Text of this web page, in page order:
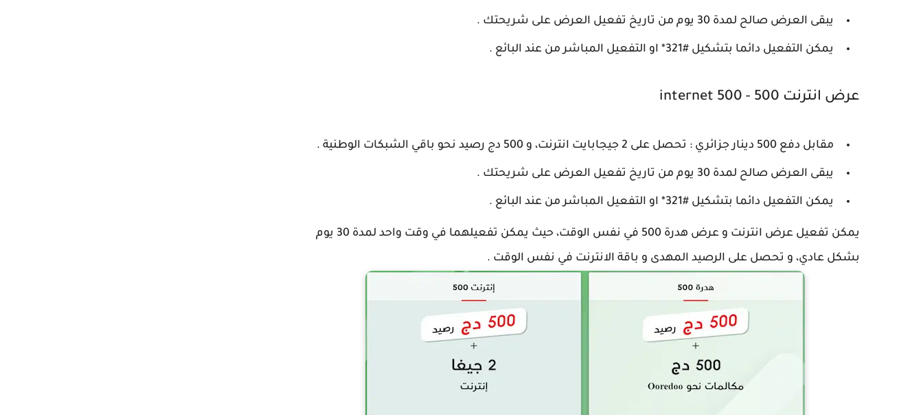
يبقى العرض صالح لمدة 30 يوم من تاريخ تفعيل العرض على شريحتك .
يمكن التفعيل دائما بتشكيل #321* او التفعيل المباشر من عند البائع .
عرض انترنت 500 - internet 500
مقابل دفع 500 دينار جزائري : تحصل على 2 جيجابايت انترنت، و 500 دج رصيد نحو باقي الشبكات الوطنية .
يبقى العرض صالح لمدة 30 يوم من تاريخ تفعيل العرض على شريحتك .
يمكن التفعيل دائما بتشكيل #321* او التفعيل المباشر من عند البائع .
يمكن تفعيل عرض انترنت و عرض هدرة 500 في نفس الوقت، حيث يمكن تفعيلهما في وقت واحد لمدة 30 يوم
بشكل عادي، و تحصل على الرصيد المهدى و باقة الانترنت في نفس الوقت .